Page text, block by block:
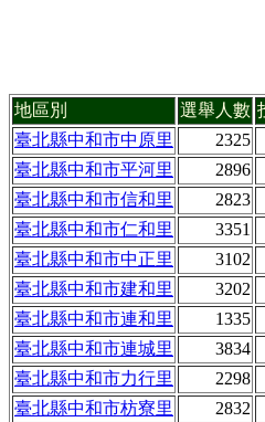
地區別 選舉人數
臺北縣中和市中原里
2325
臺北縣中和市平河里
2896
臺北縣中和市信和里
2823
臺北縣中和市仁和里
3351
臺北縣中和市中正里
3102
臺北縣中和市建和里
3202
臺北縣中和市連和里
1335
臺北縣中和市連城里
3834
臺北縣中和市力行里
2298
臺北縣中和市枋寮里
2832